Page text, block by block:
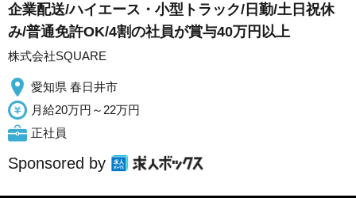
企業配送/ハイエース・小型トラック/日勤/土日祝休
み/普通免許OK/4割の社員が賞与40万円以上
株式会社SQUARE
愛知県 春日井市
月給20万円～22万円
正社員
Sponsored by